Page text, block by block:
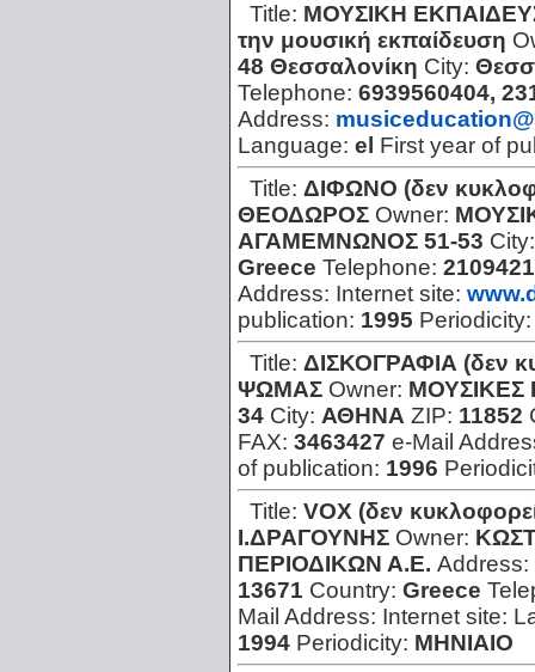
Title: ΜΟΥΣΙΚΗ
την μουσική εκπαίδευση
48 Θεσσαλονίκη City:
Telephone: 6939560404,
Address:
Language: el First year of
Title: ΔΙΦΩΝΟ (δεν
ΘΕΟΔΩΡΟΣ Owner:
ΑΓΑΜΕΜΝΩΝΟΣ 51-53
Greece Telephone:
Address: Internet site:
publication: 1995
Title: ΔΙΣΚΟΓΡΑΦΙΑ (δεν
ΨΩΜΑΣ Owner: ΜΟΥΣΙΚΕΣ
34 City: ΑΘΗΝΑ ZIP: 11852
FAX: 3463427 e-Mail
of publication: 1996
Title: VOX (δεν
Ι.ΔΡΑΓΟΥΝΗΣ Owner:
ΠΕΡΙΟΔΙΚΩΝ Α.Ε. Address:
13671 Country: Greece
Mail Address: Internet site:
1994 Periodicity: ΜΗΝΙΑΙΟ